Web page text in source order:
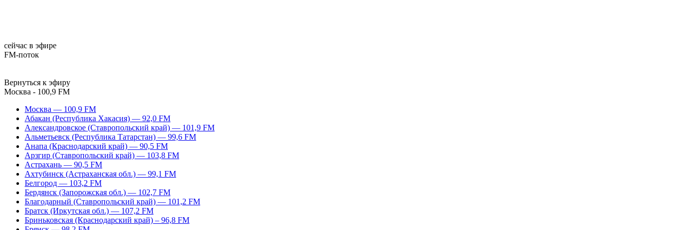
сейчас в эфире
FM-поток
Вернуться к эфиру
Москва - 100,9 FM
Москва — 100,9 FM
Абакан (Республика Хакасия) — 92,0 FM
Александровское (Ставропольский край) — 101,9 FM
Альметьевск (Республика Татарстан) — 99,6 FM
Анапа (Краснодарский край) — 90,5 FM
Арзгир (Ставропольский край) — 103,8 FM
Астрахань — 90,5 FM
Ахтубинск (Астраханская обл.) — 99,1 FM
Белгород — 103,2 FM
Бердянск (Запорожская обл.) — 102,7 FM
Благодарный (Ставропольский край) — 101,2 FM
Братск (Иркутская обл.) — 107,2 FM
Бриньковская (Краснодарский край) – 96,8 FM